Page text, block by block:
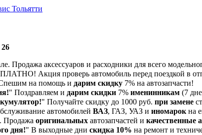
Тольятти
26
Продажа аксессуаров и расходники для всего
Акция проверь автомобиль перед поездкой
на помощь и дарим скидку 7% на автозапчасти!
" Поздравляем и дарим скидки 7% именинникам (7
" Получайте скидку до 1000 руб. при замене
автомобилей ВАЗ, ГАЗ, УАЗ и иномарокна
. Продажа оригинальных автозапчастей и качественные
дня!" В выходные дни скидка 10% на ремонт и